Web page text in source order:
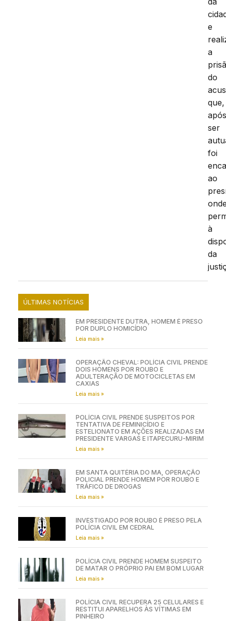
e
a
do
que,
ser
foi
ao
à
da
ÚLTIMAS NOTÍCIAS
EM PRESIDENTE DUTRA, HOMEM É PRESO
POR DUPLO HOMICÍDIO
Leia mais »
OPERAÇÃO CHEVAL: POLÍCIA CIVIL PRENDE
DOIS HOMENS POR ROUBO E
ADULTERAÇÃO DE MOTOCICLETAS EM
CAXIAS
Leia mais »
POLÍCIA CIVIL PRENDE SUSPEITOS POR
TENTATIVA DE FEMINICÍDIO E
ESTELIONATO EM AÇÕES REALIZADAS EM
PRESIDENTE VARGAS E ITAPECURU-MIRIM
Leia mais »
EM SANTA QUITÉRIA DO MA, OPERAÇÃO
POLICIAL PRENDE HOMEM POR ROUBO E
TRÁFICO DE DROGAS
Leia mais »
INVESTIGADO POR ROUBO É PRESO PELA
POLÍCIA CIVIL EM CEDRAL
Leia mais »
POLÍCIA CIVIL PRENDE HOMEM SUSPEITO
DE MATAR O PRÓPRIO PAI EM BOM LUGAR
Leia mais »
POLÍCIA CIVIL RECUPERA 25 CELULARES E
RESTITUI APARELHOS ÀS VÍTIMAS EM
PINHEIRO